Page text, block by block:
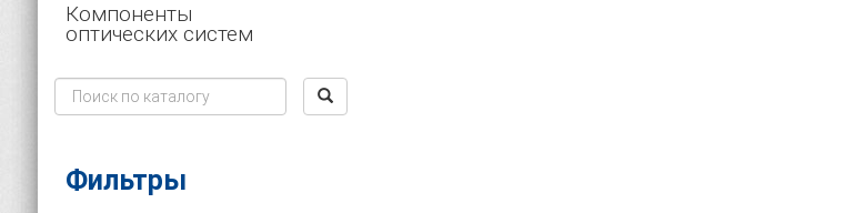
Компоненты
оптических систем
Фильтры